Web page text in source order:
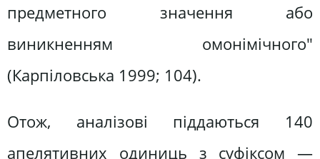
предметного значення або
виникненням омонімічного"
(Карпіловська 1999; 104).
Отож, аналізові піддаються 140
апелятивних одиниць з суфіксом —